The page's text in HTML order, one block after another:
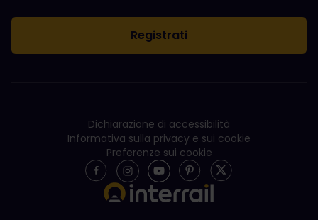
Dichiarazione di accessibilità
Informativa sulla privacy e sui cookie
Preferenze sui cookie